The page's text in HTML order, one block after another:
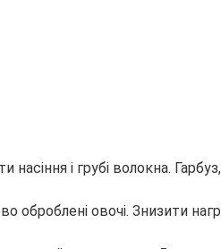
і грубі волокна.
овочі. Знизити